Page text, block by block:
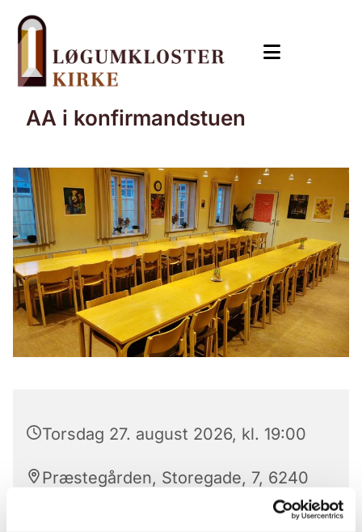
AA i konfirmandstuen
Torsdag 27. august 2026, kl. 19:00
Præstegården, Storegade, 7, 6240